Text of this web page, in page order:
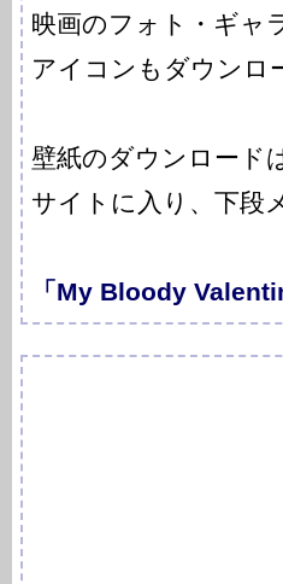
映画のフォト・ギャ
アイコンもダウンロ
壁紙のダウンロード
サイトに入り、下段
「My Bloody